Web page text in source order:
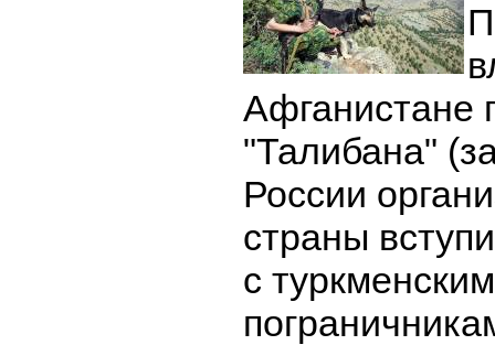
Афганистане
"Талибана"
России
страны
с